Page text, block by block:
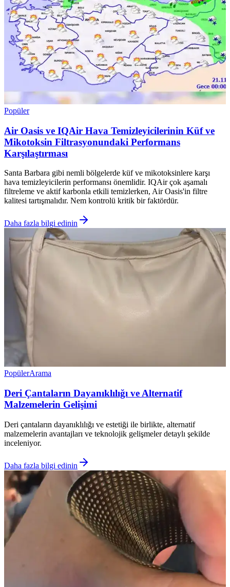
Popüler
Air Oasis ve IQAir Hava Temizleyicilerinin Küf ve
Mikotoksin Filtrasyonundaki Performans
Karşılaştırması
Santa Barbara gibi nemli bölgelerde küf ve mikotoksinlere karşı
hava temizleyicilerin performansı önemlidir. IQAir çok aşamalı
filtreleme ve aktif karbonla etkili temizlerken, Air Oasis'in filtre
kalitesi tartışmalıdır. Nem kontrolü kritik bir faktördür.
Daha fazla bilgi edinin
PopülerArama
Deri Çantaların Dayanıklılığı ve Alternatif
Malzemelerin Gelişimi
Deri çantaların dayanıklılığı ve estetiği ile birlikte, alternatif
malzemelerin avantajları ve teknolojik gelişmeler detaylı şekilde
inceleniyor.
Daha fazla bilgi edinin